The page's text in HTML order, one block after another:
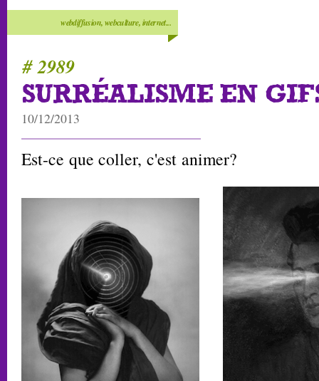
webdiffusion, webculture, internet...
# 2989
SURRÉALISME EN
10/12/2013
Est-ce que coller, c'est animer?